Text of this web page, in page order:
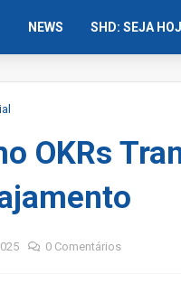
NEWS SHD: SEJA
OKRs
0 Comentários